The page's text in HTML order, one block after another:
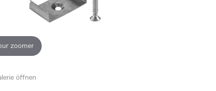
zoomer
öffnen